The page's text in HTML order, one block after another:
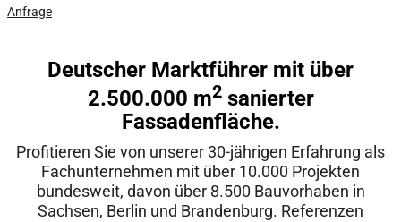
Anfrage
Deutscher Marktführer mit über
2.500.000 m2sanierter
Fassadenfläche.
Profitieren Sie von unserer 30-jährigen Erfahrung als
Fachunternehmen mit über 10.000 Projekten
bundesweit, davon über 8.500 Bauvorhaben in
Sachsen, Berlin und Brandenburg. Referenzen